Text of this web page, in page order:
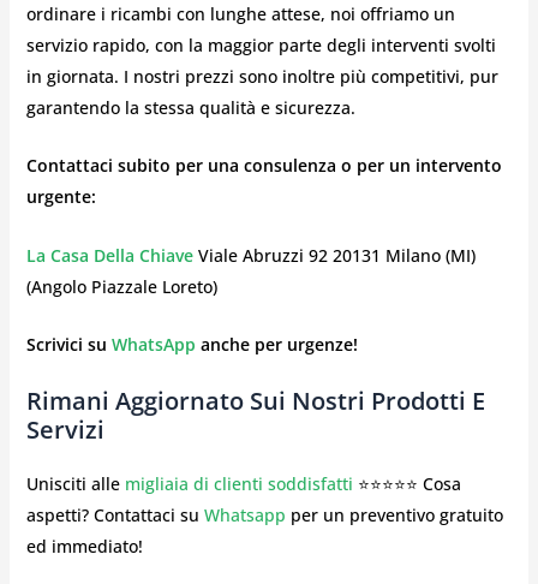
ordinare i ricambi con lunghe attese, noi offriamo un
servizio rapido, con la maggior parte degli interventi svolti
in giornata. I nostri prezzi sono inoltre più competitivi, pur
garantendo la stessa qualità e sicurezza.
Contattaci subito per una consulenza o per un intervento
urgente:
La Casa Della ChiaveViale Abruzzi 92 20131 Milano (MI)
(Angolo Piazzale Loreto)
Scrivici su WhatsApp anche per urgenze!
Rimani Aggiornato Sui Nostri Prodotti E
Servizi
Unisciti alle migliaia di clienti soddisfatti ⭐⭐⭐⭐⭐ Cosa
aspetti? Contattaci su Whatsapp per un preventivo gratuito
ed immediato!